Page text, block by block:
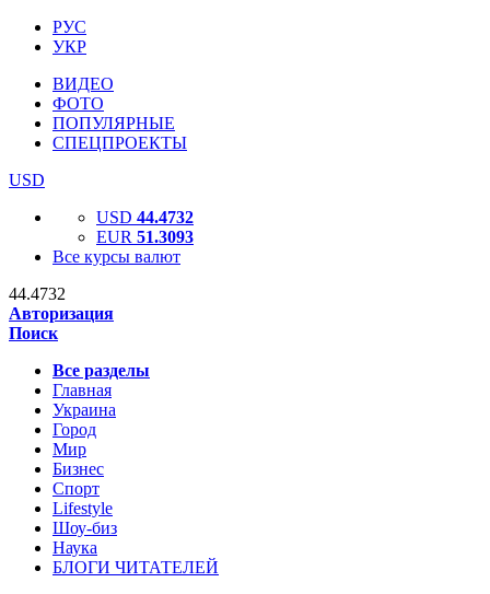
РУС
УКР
ВИДЕО
ФОТО
ПОПУЛЯРНЫЕ
СПЕЦПРОЕКТЫ
USD
USD 44.4732
EUR 51.3093
Все курсы валют
44.4732
Авторизация
Поиск
Все разделы
Главная
Украина
Город
Мир
Бизнес
Спорт
Lifestyle
Шоу-биз
Наука
БЛОГИ ЧИТАТЕЛЕЙ